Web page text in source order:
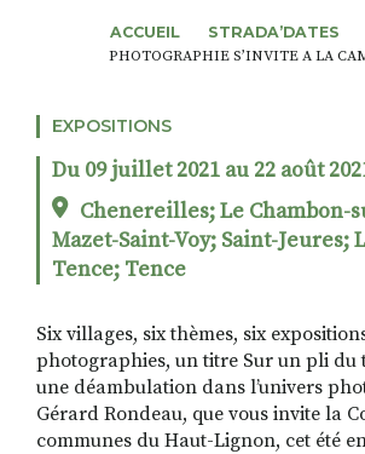
ALTER STRADA
RECHERCHER
S'INSCRIRE À LA
ACCUEIL STRADA’DATES
PHOTOGRAPHIE S’INVITE A LA
EXPOSITIONS
Du 09 juillet 2021 au 22 août
Chenereilles; Le Chambon-
Mazet-Saint-Voy; Saint-Jeures;
Tence; Tence
Six villages, six thèmes, six
photographies, un titre Sur un pli du
une déambulation dans l’univers
Gérard Rondeau, que vous invite la
communes du Haut-Lignon, cet été